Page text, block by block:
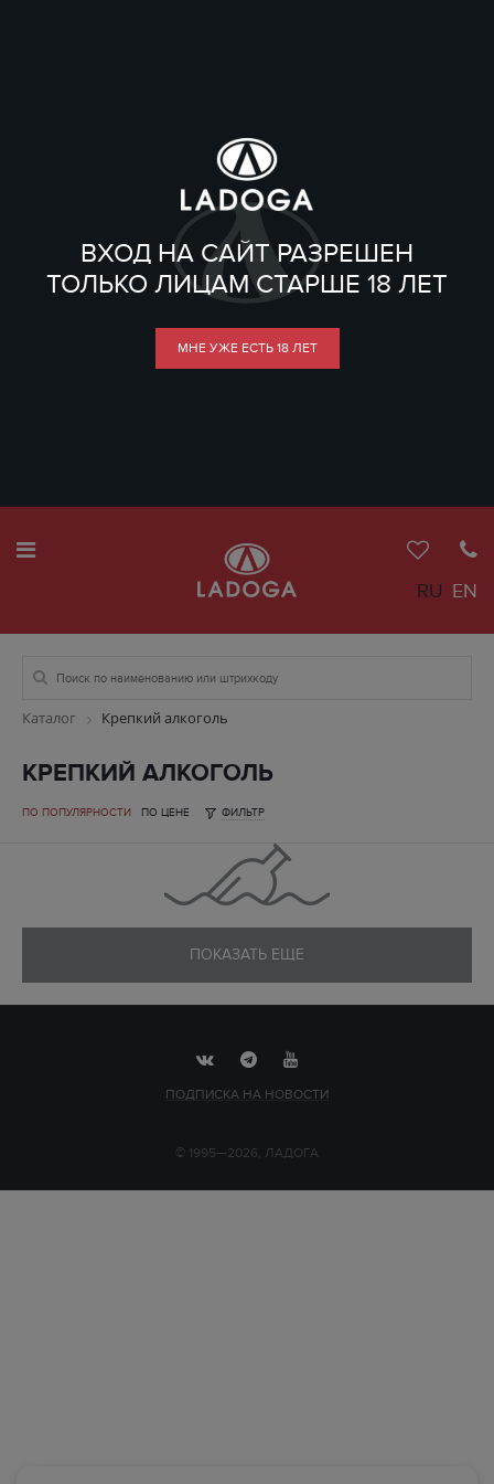
ВХОД НА САЙТ РАЗРЕШЕН
ТОЛЬКО ЛИЦАМ СТАРШЕ 18 ЛЕТ
МНЕ УЖЕ ЕСТЬ 18 ЛЕТ
RU EN
Каталог Крепкий алкоголь
КРЕПКИЙ АЛКОГОЛЬ
ПО ПОПУЛЯРНОСТИ ПО ЦЕНЕ ФИЛЬТР
ПОКАЗАТЬ ЕЩЕ
ПОДПИСКА НА НОВОСТИ
© 1995—2026, ЛАДОГА